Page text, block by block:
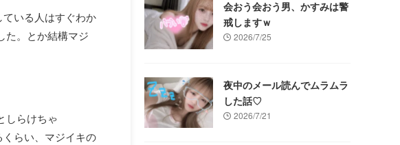
いる人はすぐわか
た。とか結構マジ
しらけちゃ
らい、マジイキの
会おう会おう男、かすみは警
戒しますｗ
2026/7/25
夜中のメール読んでムラムラ
した話♡
2026/7/21